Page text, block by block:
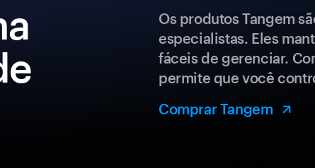
Os produtos Tangem
especialistas. Eles
fáceis de gerenciar.
permite que você
Comprar Tangem